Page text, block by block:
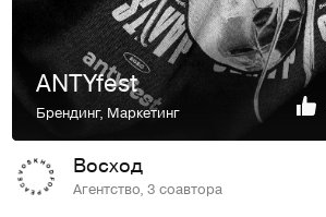
ANTYfest
Брендинг, Маркетинг
Восход
Агентство, 3 соавтора